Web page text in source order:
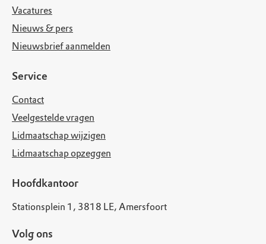
Vacatures
Nieuws & pers
Nieuwsbrief aanmelden
Service
Contact
Veelgestelde vragen
Lidmaatschap wijzigen
Lidmaatschap opzeggen
Hoofdkantoor
Stationsplein 1, 3818 LE, Amersfoort
Volg ons